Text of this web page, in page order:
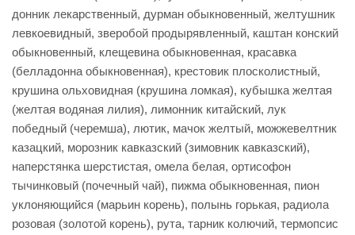
донник лекарственный, дурман обыкновенный, желтушник
левкоевидный, зверобой продырявленный, каштан конский
обыкновенный, клещевина обыкновенная, красавка
(белладонна обыкновенная), крестовик плосколистный,
крушина ольховидная (крушина ломкая), кубышка желтая
(желтая водяная лилия), лимонник китайский, лук
победный (черемша), лютик, мачок желтый, можжевелтник
казацкий, морозник кавказский (зимовник кавказский),
наперстянка шерстистая, омела белая, ортисофон
тычинковый (почечный чай), пижма обыкновенная, пион
уклоняющийся (марьин корень), полынь горькая, радиола
розовая (золотой корень), рута, тарник колючий, термопсис